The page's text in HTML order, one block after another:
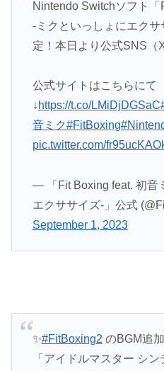
Nintendo Switchソフト「
-ミクといっしょにエク
定！本日より公式SNS（
公式サイトはこちらにて
↓ https://t.co/LMiDjDGSaC
音ミク#FitBoxing
pic.twitter.com/
— 「Fit Boxing feat. 初音
エクササイズ-」公式
September 1, 2023
✨#FitBoxing2 のBGM追
「アイドルマスター シ